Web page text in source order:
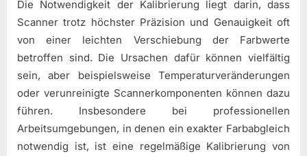
Die Notwendigkeit der Kalibrierung liegt darin, dass
Scanner trotz höchster Präzision und Genauigkeit oft
von einer leichten Verschiebung der Farbwerte
betroffen sind. Die Ursachen dafür können vielfältig
sein, aber beispielsweise Temperaturveränderungen
oder verunreinigte Scannerkomponenten können dazu
führen. Insbesondere bei professionellen
Arbeitsumgebungen, in denen ein exakter Farbabgleich
notwendig ist, ist eine regelmäßige Kalibrierung von